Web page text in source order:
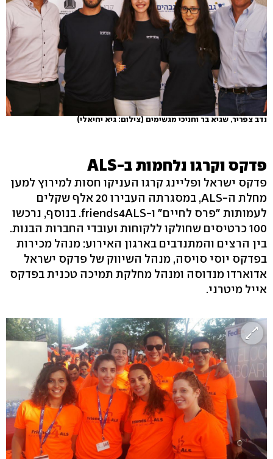
נדב צפריר, שגיא בר וחניכי מגשימים(צילום: גיא יחיאלי)
פדקס וקרגו נלחמות ב-ALS
פדקס ישראל ופליינג קרגו העניקו חסות למירוץ למען
מחלת ה-ALS, במסגרתה העבירו 20 אלף שקלים
לעמותות "פרס לחיים" ו-friends4ALS. בנוסף, נרכשו
100 כרטיסים שחולקו ללקוחות ועובדי החברות הבנות.
בין הרצים והמתנדבים בארגון האירוע: מנהל מכירות
בפדקס יוסי סויסה, מנהל השיווק של פדקס ישראל
אדוארדו מנדוסה ומנהל מחלקת תמיכה טכנית בפדקס
אייל מיטרני.